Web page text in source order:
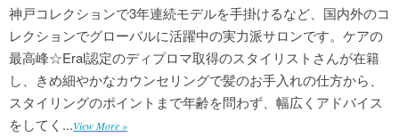
神戸コレクションで3年連続モデルを手掛けるなど、国内外のコ
レクションでグローバルに活躍中の実力派サロンです。ケアの
最高峰☆Eral認定のディプロマ取得のスタイリストさんが在籍
し、きめ細やかなカウンセリングで髪のお手入れの仕方から、
スタイリングのポイントまで年齢を問わず、幅広くアドバイス
をしてく...View More »